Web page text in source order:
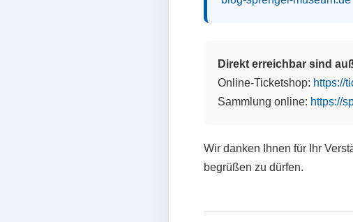
Direkt erreichbar sind
Online-Ticketshop: https://
Sammlung online: https://
Wir danken Ihnen für Ihr
begrüßen zu dürfen.